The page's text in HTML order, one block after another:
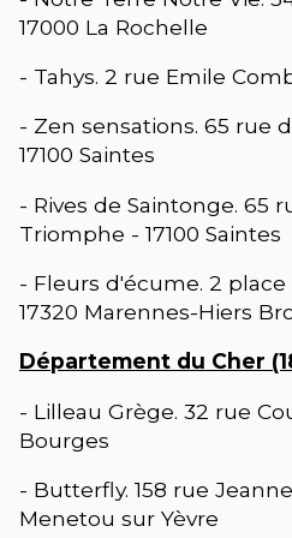
17000 La Rochelle
- Tahys. 2 rue Emile
- Zen sensations. 65 rue
17100 Saintes
- Rives de Saintonge. 65
Triomphe - 17100 Saintes
- Fleurs d'écume. 2
17320 Marennes-Hiers
Département du Cher
- Lilleau Grège. 32 rue
Bourges
- Butterfly. 158 rue
Menetou sur Yèvre